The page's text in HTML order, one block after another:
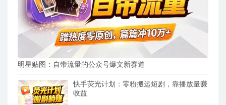
明星贴图：自带流量的公众号爆文新赛道
快手荧光计划：零粉搬运短剧，靠播放量赚
收益